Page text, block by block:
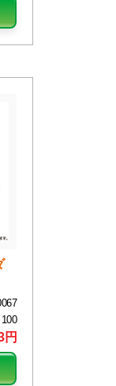
100
円